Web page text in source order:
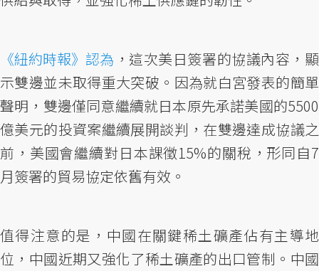
《紐約時報》認為 ，這次美日簽署的協議內容，顯
示雙邊並未取得重大突破。因為就白宮發表的簡單
聲明，雙邊僅同意繼續就日本原先承諾美國的5500
億美元的投資案繼續展開談判，在雙邊達成協議之
前，美國會繼續對日本課徵15%的關稅，形同自7
月簽署的貿易協定依舊有效。
值得注意的是，中國在關鍵稀土礦產佔有主導地
位，中國近期又強化了稀土礦產的出口管制。中國